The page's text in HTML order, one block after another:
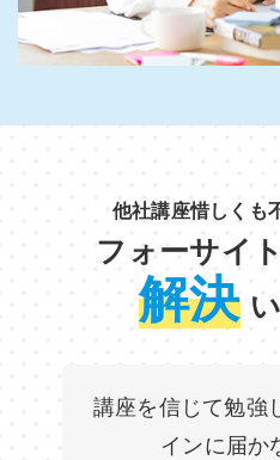
他社講座惜しくも
フォーサイ
解決
講座を信じて勉強
インに届か